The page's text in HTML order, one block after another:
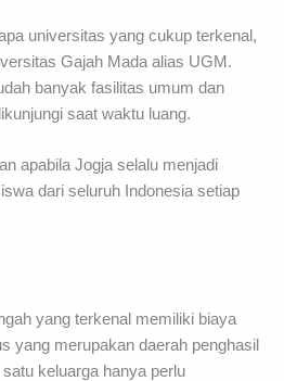
universitas yang cukup terkenal,
Gajah Mada alias UGM.
banyak fasilitas umum dan
saat waktu luang.
apabila Jogja selalu menjadi
dari seluruh Indonesia setiap
yang terkenal memiliki biaya
yang merupakan daerah penghasil
keluarga hanya perlu